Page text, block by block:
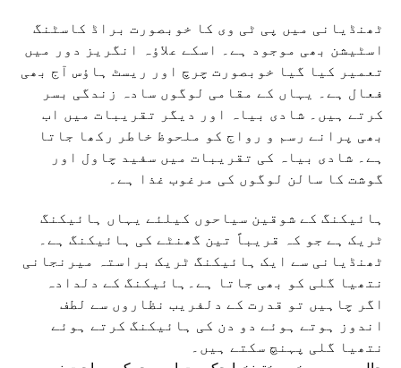
ٹھنڈیانی میں پی ٹی وی کا خوبصورت براڈ کاسٹنگ
اسٹیشن بھی موجود ہے۔ اسکے علاؤہ انگریز دور میں
تعمیر کیا گیا خوبصورت چرچ اور ریسٹ ہاؤس آج بھی
فعال ہے۔ یہاں کے مقامی لوگوں سادہ زندگی بسر
کرتے ہیں۔ شادی بیاہ اور دیگر تقریبات میں اب
بھی پرانے رسم و رواج کو ملحوظ خاطر رکھا جاتا
ہے۔ شادی بیاہ کی تقریبات میں سفید چاول اور
گوشت کا سالن لوگوں کی مرغوب غذا ہے۔
ہائیکنگ کے شوقین سیاحوں کیلئے یہاں ہائیکنگ
ٹریک ہے جو کہ قریباً تین گھنٹے کی ہائیکنگ ہے۔
ٹھنڈیانی سے ایک ہائیکنگ ٹریک براستہ میرنجانی
نتھیا گلی کو بھی جاتا ہے۔ہائیکنگ کے دلدادہ
اگر چاہیں تو قدرت کے دلفریب نظاروں سے لطف
اندوز ہوتے ہوئے دو دن کی ہائیکنگ کرتے ہوئے
نتھیا گلی پہنچ سکتے ہیں۔